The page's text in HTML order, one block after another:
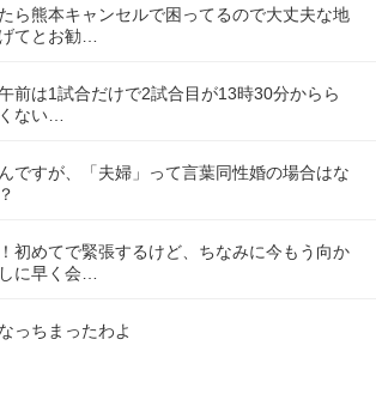
ら熊本キャンセルで困ってるので大丈夫な地
てとお勧…
前は1試合だけで2試合目が13時30分からら
ない…
ですが、「夫婦」って言葉同性婚の場合はな
初めてで緊張するけど、ちなみに今もう向か
に早く会…
っちまったわよ